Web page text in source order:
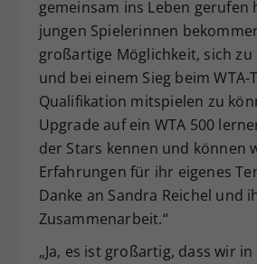
gemeinsam ins Leben gerufen
jungen Spielerinnen
großartige Möglichkeit, sich
und bei einem Sieg beim
Qualifikation mitspielen zu
Upgrade auf ein WTA 500
der Stars kennen und können
Erfahrungen für ihr eigenes
Danke an Sandra Reichel und
Zusammenarbeit.“
„Ja, es ist großartig, dass wir in